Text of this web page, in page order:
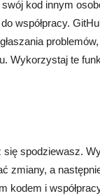
kod innym
współpracy.
Wykorzystaj te
spodziewasz.
zmiany, a
kodem i